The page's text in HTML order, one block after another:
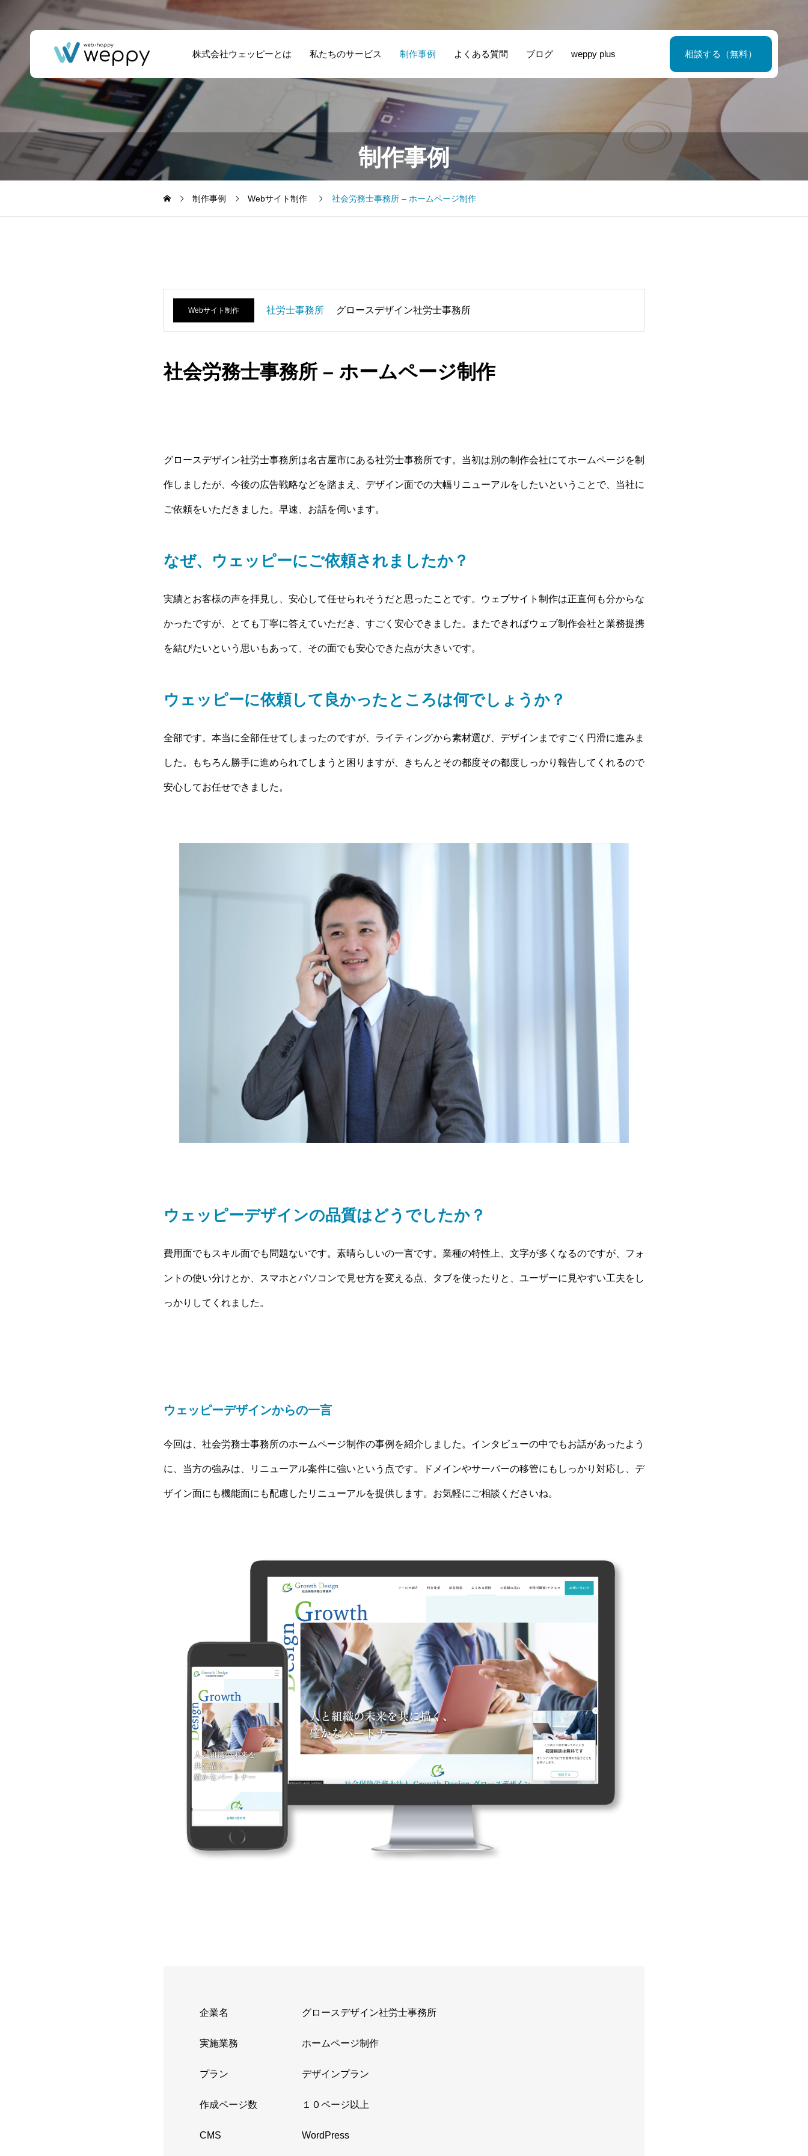
株式会社ウェッピーとは 私たちのサービス 制作事例 よくある質問 ブログ weppy plus 相談する（無料）
建設業 – ホームペ
ージリニューアル /
各種ノベルティ作
一般社団法人 – ホ
ームページリニュ
産業医法人 – ホー
ームページ制作
社用車 バッテリー
上がり 体験談 原因
と3つの対応策 月
アフリカデザイン
の３つの特徴 心を
掴むための活用法
告の掲載順位オー
クション｜3つの決
用方法と成功事
制作事例
制作事例 Webサイト制作 社会労務士事務所 – ホームページ制作
Webサイト制作 社労士事務所 グロースデザイン社労士事務所
社会労務士事務所 – ホームページ制作
グロースデザイン社労士事務所は名古屋市にある社労士事務所です。当初は別の制作会社にてホームページを制
作しましたが、今後の広告戦略などを踏まえ、デザイン面での大幅リニューアルをしたいということで、当社に
ご依頼をいただきました。早速、お話を伺います。
なぜ、ウェッピーにご依頼されましたか？
実績とお客様の声を拝見し、安心して任せられそうだと思ったことです。ウェブサイト制作は正直何も分からな
かったですが、とても丁寧に答えていただき、すごく安心できました。またできればウェブ制作会社と業務提携
を結びたいという思いもあって、その面でも安心できた点が大きいです。
ウェッピーに依頼して良かったところは何でしょうか？
全部です。本当に全部任せてしまったのですが、ライティングから素材選び、デザインまですごく円滑に進みま
した。もちろん勝手に進められてしまうと困りますが、きちんとその都度その都度しっかり報告してくれるので
安心してお任せできました。
ウェッピーデザインの品質はどうでしたか？
費用面でもスキル面でも問題ないです。素晴らしいの一言です。業種の特性上、文字が多くなるのですが、フォ
ントの使い分けとか、スマホとパソコンで見せ方を変える点、タブを使ったりと、ユーザーに見やすい工夫をし
っかりしてくれました。
ウェッピーデザインからの一言
今回は、社会労務士事務所のホームページ制作の事例を紹介しました。インタビューの中でもお話があったよう
に、当方の強みは、リニューアル案件に強いという点です。ドメインやサーバーの移管にもしっかり対応し、デ
ザイン面にも機能面にも配慮したリニューアルを提供します。お気軽にご相談くださいね。
企業名 グロースデザイン社労士事務所
実施業務 ホームページ制作
プラン デザインプラン
作成ページ数 １０ページ以上
CMS WordPress